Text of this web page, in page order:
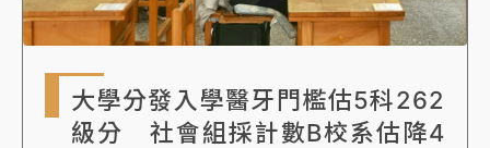
大學分發入學醫牙門檻估5科262
級分 社會組採計數B校系估降4